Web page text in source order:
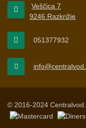
Veščica 7
9246 Razkrižje
051377932
© 2016-2024